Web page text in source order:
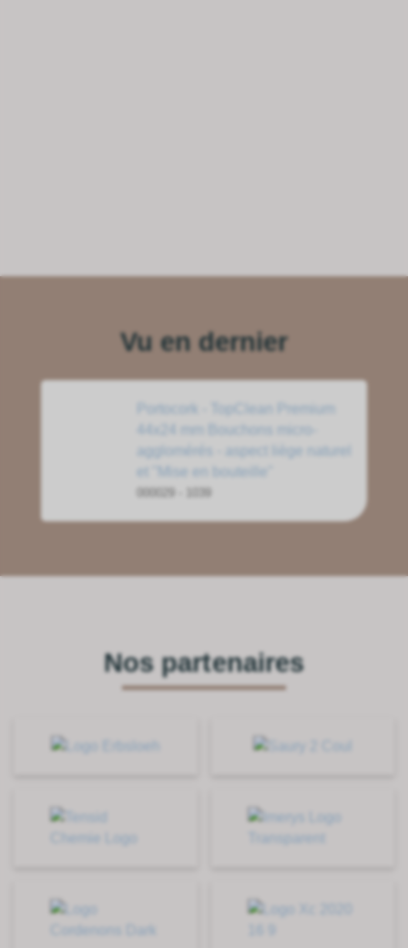
Vu en dernier
Portocork - TopClean Premium
44x24 mm Bouchons micro-
agglomérés - aspect liège naturel
et "Mise en bouteille"
Nos partenaires